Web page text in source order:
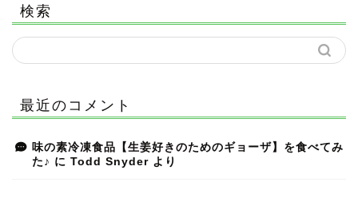
検索
最近のコメント
味の素冷凍食品【生姜好きのためのギョーザ】を食べてみ
た♪ に Todd Snyder より